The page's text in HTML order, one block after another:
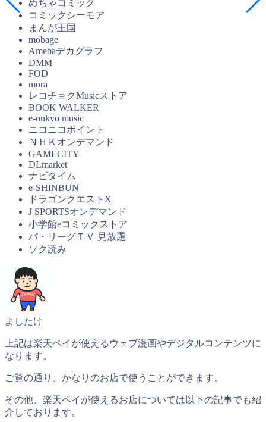
めちゃコミック
コミックシーモア
まんが王国
mobage
Amebaデカグラフ
DMM
FOD
mora
レコチョクMusicストア
BOOK WALKER
e-onkyo music
ニコニコポイント
ＮＨＫオンデマンド
GAMECITY
DLmarket
ナビタイム
e-SHINBUN
ドラゴンクエストX
J SPORTSオンデマンド
小学館eコミックストア
パ・リーグＴＶ 見放題
ソク読み
よしたけ
上記は楽天ペイが使えるウェブ漫画やデジタルコンテンツに
なります。
ご覧の通り、かなりのお店で使うことができます。
その他、楽天ペイが使えるお店については以下の記事でも紹
介しております。